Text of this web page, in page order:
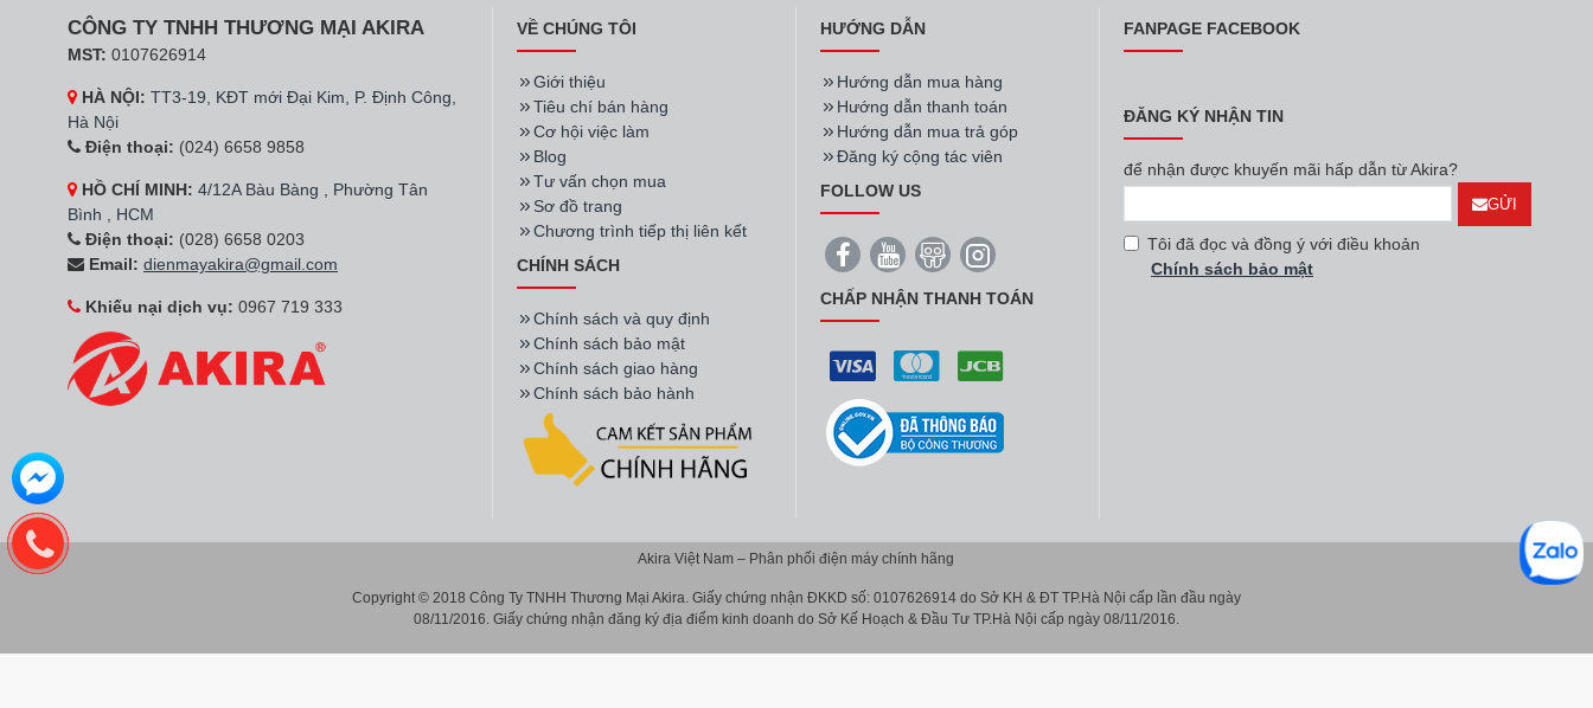
CÔNG TY TNHH THƯƠNG MẠI AKIRA
MST: 0107626914
HÀ NỘI: TT3-19, KĐT mới Đại Kim, P. Định Công,
Hà Nội
Điện thoại: (024) 6658 9858
HỒ CHÍ MINH: 4/12A Bàu Bàng , Phường Tân
Bình , HCM
Điện thoại: (028) 6658 0203
Email: dienmayakira@gmail.com
Khiếu nại dịch vụ: 0967 719 333
VỀ CHÚNG TÔI
Giới thiệu
Tiêu chí bán hàng
Cơ hội việc làm
Blog
Tư vấn chọn mua
Sơ đồ trang
Chương trình tiếp thị liên kết
CHÍNH SÁCH
Chính sách và quy định
Chính sách bảo mật
Chính sách giao hàng
Chính sách bảo hành
HƯỚNG DẪN
Hướng dẫn mua hàng
Hướng dẫn thanh toán
Hướng dẫn mua trả góp
Đăng ký cộng tác viên
FOLLOW US
CHẤP NHẬN THANH TOÁN
FANPAGE FACEBOOK
ĐĂNG KÝ NHẬN TIN
để nhận được khuyến mãi hấp dẫn từ Akira?
GỬI
Tôi đã đọc và đồng ý với điều khoản
Chính sách bảo mật
Akira Việt Nam – Phân phối điện máy chính hãng
Copyright © 2018 Công Ty TNHH Thương Mại Akira. Giấy chứng nhận ĐKKD số: 0107626914 do Sở KH & ĐT TP.Hà Nội cấp lần đầu ngày
08/11/2016. Giấy chứng nhận đăng ký địa điểm kinh doanh do Sở Kế Hoạch & Đầu Tư TP.Hà Nội cấp ngày 08/11/2016.